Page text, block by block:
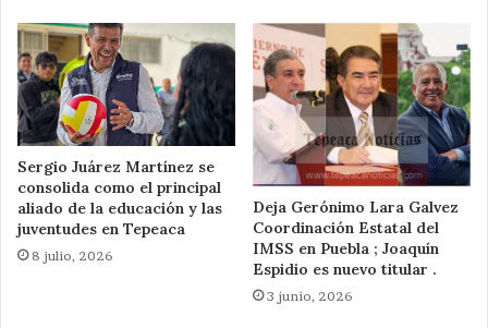
Sergio Juárez Martínez se
consolida como el principal
aliado de la educación y las
juventudes en Tepeaca
8 julio, 2026
Deja Gerónimo Lara Galvez
Coordinación Estatal del
IMSS en Puebla ; Joaquín
Espidio es nuevo titular .
3 junio, 2026